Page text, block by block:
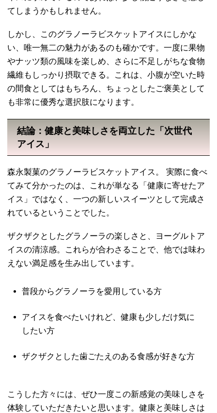
てしまうかもしれません。
しかし、このグラノーラビスケットアイスにしかな
い、唯一無二の魅力があるのも確かです。一度に果物
やナッツ類の風味を楽しめ、さらに不足しがちな食物
繊維もしっかり摂取できる。これは、小腹が空いた時
の間食としてはもちろん、ちょっとしたご褒美として
も非常に優秀な選択肢になります。
結論：健康と美味しさを両立した「次世代
アイス」
森永製菓のグラノーラビスケットアイス。 実際に食べ
てみて分かったのは、これが単なる「健康に寄せたア
イス」ではなく、一つの新しいスイーツとして完成さ
れているということでした。
ザクザクとしたグラノーラの楽しさと、ヨーグルトア
イスの清涼感。これらが合わさることで、他では味わ
えない満足感を生み出しています。
普段からグラノーラを愛用している方
アイスを食べたいけれど、健康も少しだけ気に
したい方
ザクザクとした歯ごたえのある食感が好きな方
こうした方々には、ぜひ一度この新感覚の美味しさを
体験していただきたいと思います。健康と美味しさは